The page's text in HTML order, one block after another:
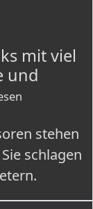
mit viel
und
stehen
schlagen